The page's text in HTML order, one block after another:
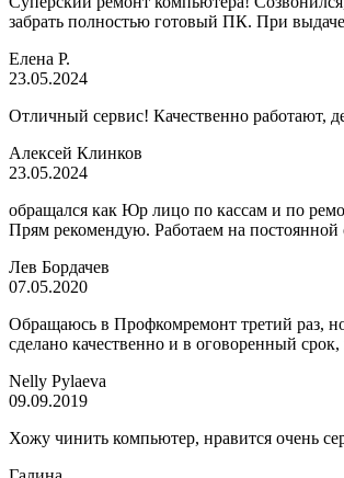
забрать полностью готовый ПК. При
Елена Р.
23.05.2024
Отличный сервис! Качественно работают,
Алексей Клинков
23.05.2024
обращался как Юр лицо по кассам и по
Прям рекомендую. Работаем на постоянной
Лев Бордачев
07.05.2020
Обращаюсь в Профкомремонт третий раз,
сделано качественно и в оговоренный
Nelly Pylaeva
09.09.2019
Хожу чинить компьютер, нравится очень